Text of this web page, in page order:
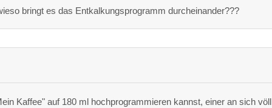
bringt es das Entkalkungsprogramm durcheinander???
Kaffee" auf 180 ml hochprogrammieren kannst, einer an sich